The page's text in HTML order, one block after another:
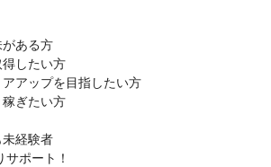
ある方
したい方
アップを目指したい方
ぎたい方
経験者
ポート！